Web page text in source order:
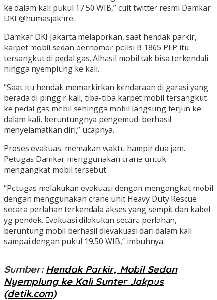
ke dalam kali pukul 17.50 WIB,” cuit twitter resmi Damkar
DKI @humasjakfire.
Damkar DKI Jakarta melaporkan, saat hendak parkir,
karpet mobil sedan bernomor polisi B 1865 PEP itu
tersangkut di pedal gas. Alhasil mobil tak bisa terkendali
hingga nyemplung ke kali.
“Saat itu hendak memarkirkan kendaraan di garasi yang
berada di pinggir kali, tiba-tiba karpet mobil tersangkut
ke pedal gas mobil sehingga mobil langsung terjun ke
dalam kali, beruntungnya pengemudi berhasil
menyelamatkan diri,” ucapnya.
Proses evakuasi memakan waktu hampir dua jam.
Petugas Damkar menggunakan crane untuk
mengangkat mobil tersebut.
“Petugas melakukan evakuasi dengan mengangkat mobil
dengan menggunakan crane unit Heavy Duty Rescue
secara perlahan terkendala akses yang sempit dan kabel
yg pendek. Evakuasi dilakukan secara perlahan,
beruntung mobil berhasil dievakuasi dari dalam kali
sampai dengan pukul 19.50 WIB,” imbuhnya.
Sumber: Hendak Parkir, Mobil Sedan
Nyemplung ke Kali Sunter Jakpus
(detik.com)